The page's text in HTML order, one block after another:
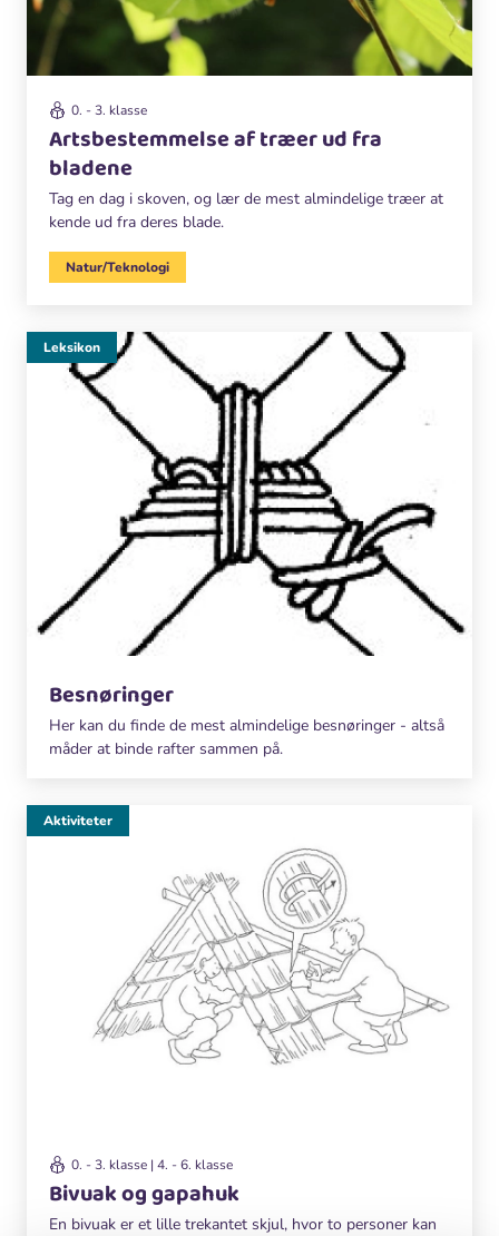
0. - 3. klasse
Artsbestemmelse af træer ud fra
bladene
Tag en dag i skoven, og lær de mest almindelige træer at
kende ud fra deres blade.
Natur/Teknologi
Besnøringer
Her kan du finde de mest almindelige besnøringer - altså
måder at binde rafter sammen på.
Leksikon
0. - 3. klasse | 4. - 6. klasse
Bivuak og gapahuk
En bivuak er et lille trekantet skjul, hvor to personer kan
Aktiviteter